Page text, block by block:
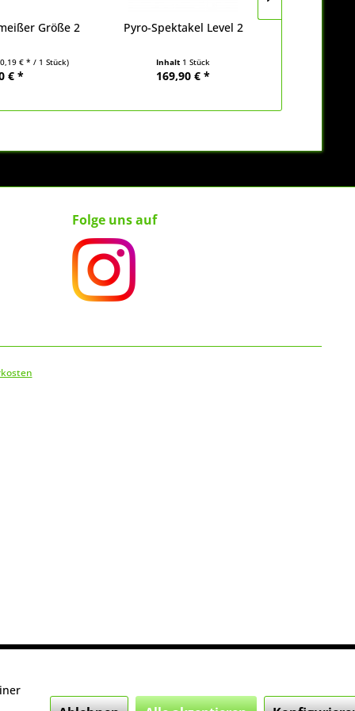
Größe 2
€ * / 1 Stück)
€ *
Pyro-Spektakel Level 2
Inhalt 1 Stück
169,90 € *
Folge uns auf